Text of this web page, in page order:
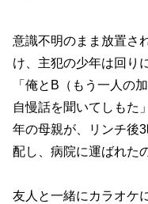
意識不明のまま放置さ
け、主犯の少年は回り
「俺とB（もう一人の
自慢話を聞いてしもた
年の母親が、リンチ後
配し、病院に運ばれた
友人と一緒にカラオケ